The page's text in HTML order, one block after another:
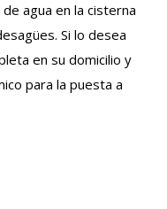
agua en la cisterna
Si lo desea
en su domicilio y
para la puesta a